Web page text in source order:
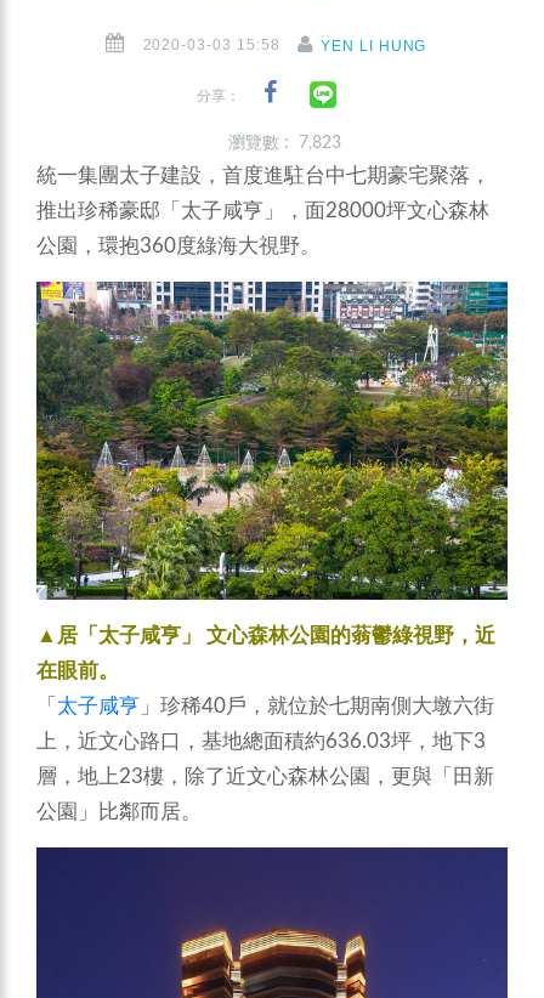
2020-03-03 15:58 YEN LI HUNG
分享：
瀏覽數 : 7,823
統一集團太子建設，首度進駐台中七期豪宅聚落，
推出珍稀豪邸「太子咸亨」，面28000坪文心森林
公園，環抱360度綠海大視野。
▲居「太子咸亨」 文心森林公園的蓊鬱綠視野，近
在眼前。
「 太子咸亨 」珍稀40戶，就位於七期南側大墩六街
上，近文心路口，基地總面積約636.03坪，地下3
層，地上23樓，除了近文心森林公園，更與「田新
公園」比鄰而居。